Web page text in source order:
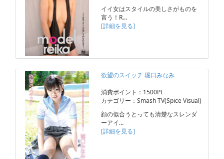
イイ女はスタイルの美しさがものを
言う！R…
[詳細を見る]
欲望のスイッチ 堀口みなみ
消費ポイント：1500Pt
カテゴリー：Smash TV(Spice Visual)
顔の似合うとっても清楚なスレンダ
ーアイ…
[詳細を見る]